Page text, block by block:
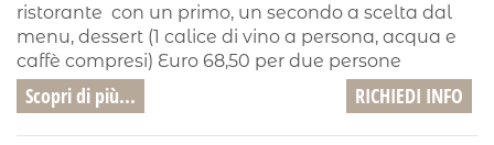
ristorante con un primo, un secondo a scelta dal
menu, dessert (1 calice di vino a persona, acqua e
caffè compresi) Euro 68,50 per due persone
Scopri di più... RICHIEDI INFO